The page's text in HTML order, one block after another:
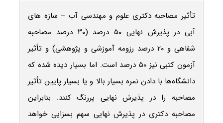
تأثیر مصاحبه دکتری علوم و مهندسی آب – سازه ‌های
آبی در پذیرش نهایی ۵۰ درصد (۳۰ درصد مصاحبه
شفاهی و ۲۰ درصد رزومه آموزشی و پژوهشی) و تأثیر
آزمون کتبی نیز ۵۰ درصد است. اما بسیار دیده شده که
دانشگاه‌ها با دادن نمره بسیار بالا و یا بسیار پایین تأثیر
مصاحبه را در پذیرش نهایی پررنگ کنند. بنابراین
مصاحبه دکتری در پذیرش نهایی سهم بسزایی خواهد